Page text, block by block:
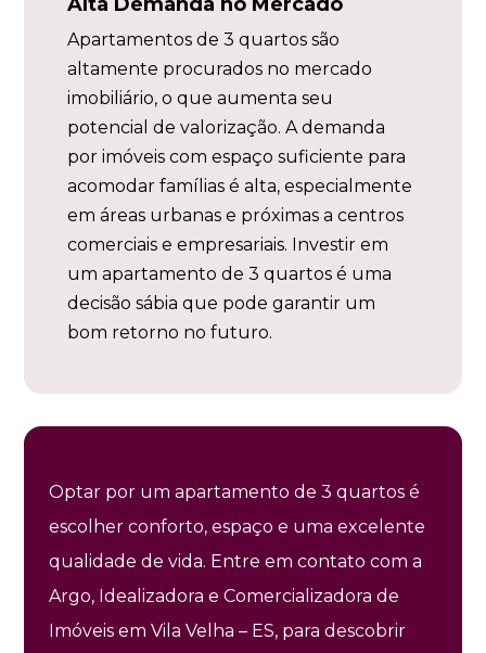
Apartamentos de 3 quartos são
altamente procurados no mercado
imobiliário, o que aumenta seu
potencial de valorização. A demanda
por imóveis com espaço suficiente para
acomodar famílias é alta, especialmente
em áreas urbanas e próximas a centros
comerciais e empresariais. Investir em
um apartamento de 3 quartos é uma
decisão sábia que pode garantir um
bom retorno no futuro.
Optar por um apartamento de 3 quartos é
escolher conforto, espaço e uma excelente
qualidade de vida. Entre em contato com a
Argo, Idealizadora e Comercializadora de
Imóveis em Vila Velha – ES, para descobrir